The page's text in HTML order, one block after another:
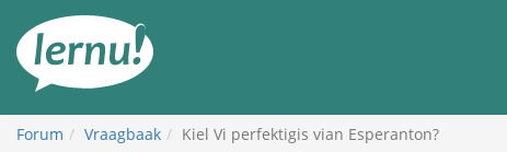
inhoud
Forum Vraagbaak Kiel Vi perfektigis vian Esperanton?